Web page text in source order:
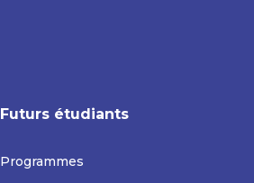
Futurs étudiants
Programmes